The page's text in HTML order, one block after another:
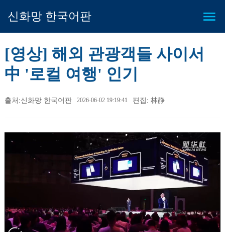
신화망 한국어판
[영상] 해외 관광객들 사이서
中 '로컬 여행' 인기
출처:신화망 한국어판 2026-06-02 19:19:41 편집: 林静